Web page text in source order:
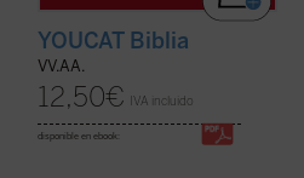
YOUCAT Biblia
VV.AA.
12,50€ IVA incluido
disponible en ebook: